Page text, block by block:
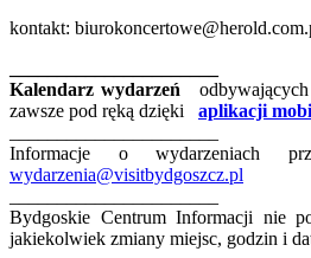
kontakt:
Kalendarz wydarzeń
zawsze pod ręką dzięki aplikacji
Informacje o wydarzeniach
wydarzenia@visitbydgoszcz.pl
Bydgoskie Centrum Informacji nie
jakiekolwiek zmiany miejsc, godzin i